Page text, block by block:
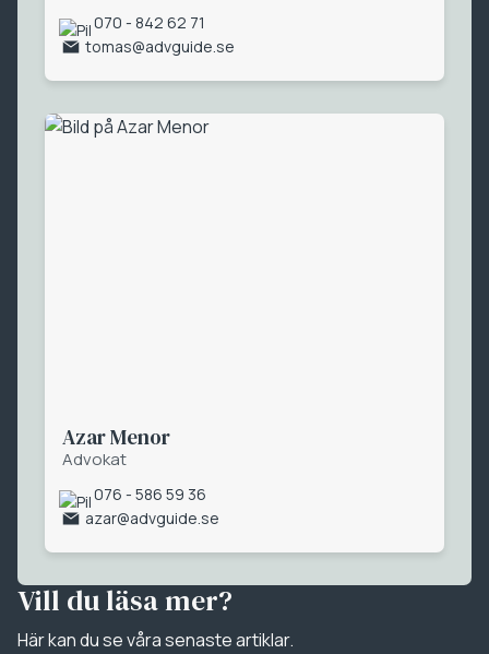
070 - 842 62 71
tomas@advguide.se
Azar Menor
Advokat
076 - 586 59 36
azar@advguide.se
Vill du läsa mer?
Här kan du se våra senaste artiklar.